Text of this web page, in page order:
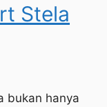
Stela
bukan hanya